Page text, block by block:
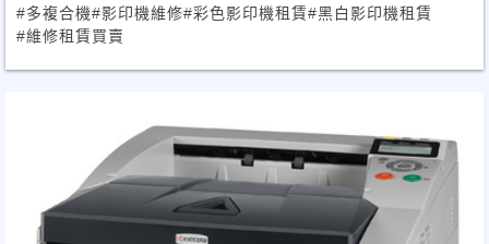
#多複合機#影印機維修#彩色影印機租賃#黑白影印機租賃
#維修租賃買賣